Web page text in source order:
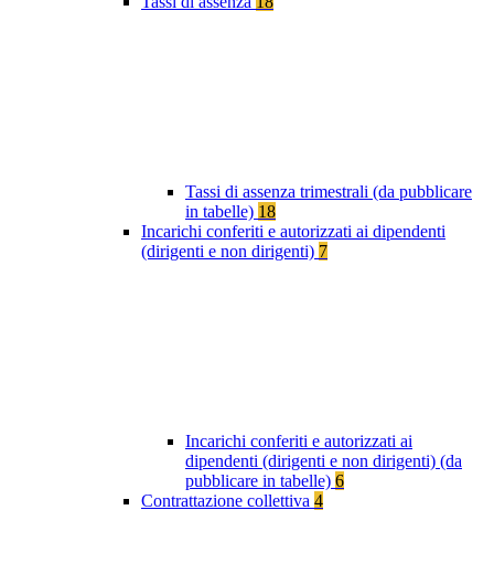
Tassi di assenza trimestrali (da pubblicare
in tabelle) 18
Incarichi conferiti e autorizzati ai dipendenti
(dirigenti e non dirigenti) 7
Incarichi conferiti e autorizzati ai
dipendenti (dirigenti e non dirigenti) (da
pubblicare in tabelle) 6
Contrattazione collettiva 4